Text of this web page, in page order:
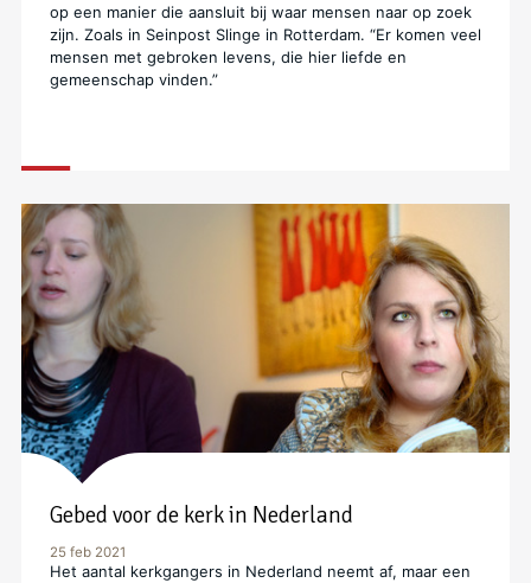
op een manier die aansluit bij waar mensen naar op zoek
zijn. Zoals in Seinpost Slinge in Rotterdam. “Er komen veel
mensen met gebroken levens, die hier liefde en
gemeenschap vinden.”
Gebed voor de kerk in Nederland
25 feb 2021
Het aantal kerkgangers in Nederland neemt af, maar een